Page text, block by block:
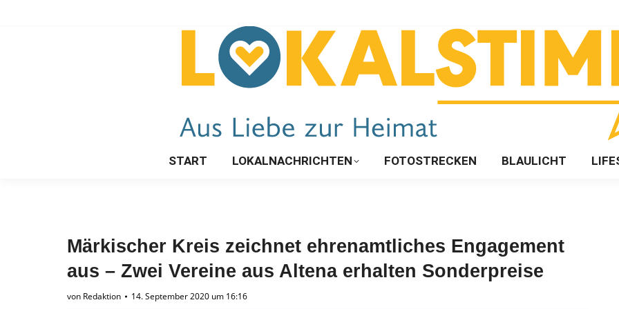
START LOKALNACHRICHTEN FOTOSTRECKEN BLAULICHT
Märkischer Kreis zeichnet ehrenamtliches Engagement
aus – Zwei Vereine aus Altena erhalten Sonderpreise
von Redaktion 14. September 2020 um 16:16